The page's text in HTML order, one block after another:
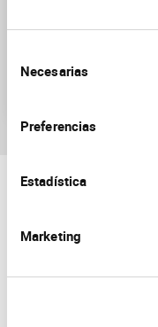
Necesarias
Preferencias
Estadística
Marketing
Consejo